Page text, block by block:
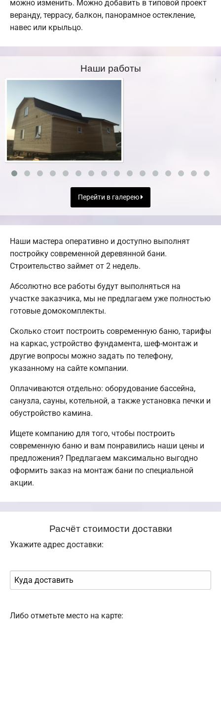
можно изменить. Можно добавить в типовой проект
веранду, террасу, балкон, панорамное остекление,
навес или крыльцо.
Наши работы
Перейти в галерею
Наши мастера оперативно и доступно выполнят
постройку современной деревянной бани.
Строительство займет от 2 недель.
Абсолютно все работы будут выполняться на
участке заказчика, мы не предлагаем уже полностью
готовые домокомплекты.
Сколько стоит построить современную баню, тарифы
на каркас, устройство фундамента, шеф-монтаж и
другие вопросы можно задать по телефону,
указанному на сайте компании.
Оплачиваются отдельно: оборудование бассейна,
санузла, сауны, котельной, а также установка печки и
обустройство камина.
Ищете компанию для того, чтобы построить
современную баню и вам понравились наши цены и
предложения? Предлагаем максимально выгодно
оформить заказ на монтаж бани по специальной
акции.
Расчёт стоимости доставки
Укажите адрес доставки:
Либо отметьте место на карте: